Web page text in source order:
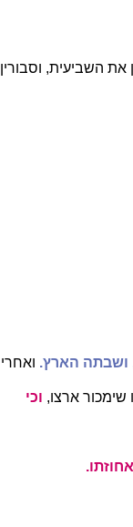
השביעית, וסבורין
ושבתה הארץ. ואחרי
ארצו, וכי